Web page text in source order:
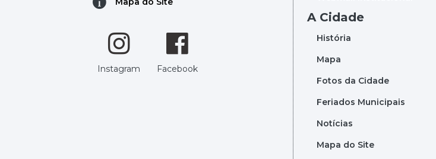
Instagram Facebook
A Cidade
História
Mapa
Fotos da Cidade
Feriados Municipais
Notícias
Mapa do Site